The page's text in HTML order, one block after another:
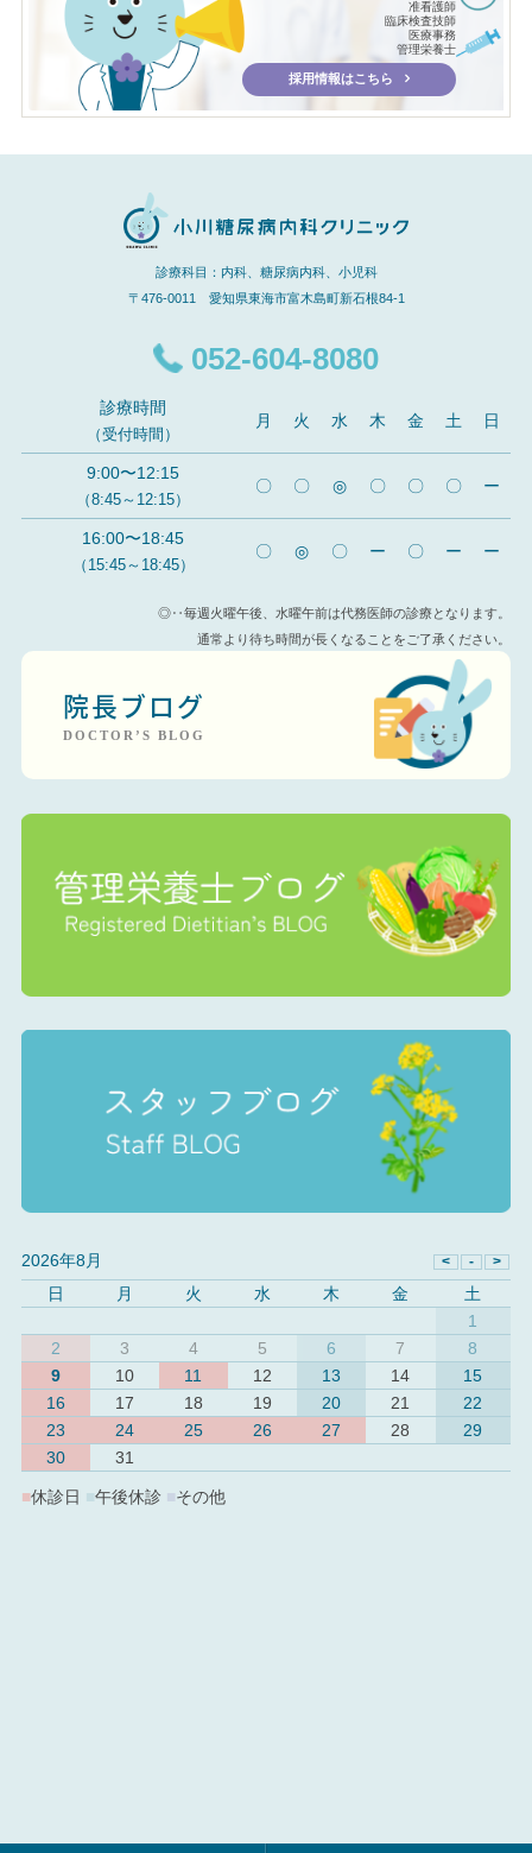
准看護師
臨床検査技師
医療事務
管理栄養士
採用情報はこちら
診療科目：内科、糖尿病内科、小児科
〒476-0011 愛知県東海市富木島町新石根84-1
052-604-8080
診療時間
（受付時間）
月 火 水 木 金 土 日
9:00〜12:15
（8:45～12:15）
〇 〇 ◎ 〇 〇 〇 ー
16:00〜18:45
（15:45～18:45）
〇 ◎ 〇 ー 〇 ー ー
◎‥毎週火曜午後、水曜午前は代務医師の診療となります。
通常より待ち時間が長くなることをご了承ください。
院長ブログ
DOCTOR’S BLOG
2026年8月
日
月 火 水 木 金
土
1
2
3 4 5 6 7
8
9
10 11 12 13 14
15
16
17 18 19 20 21
22
23
24 25 26 27 28
29
30
31
■休診日 ■午後休診 その他